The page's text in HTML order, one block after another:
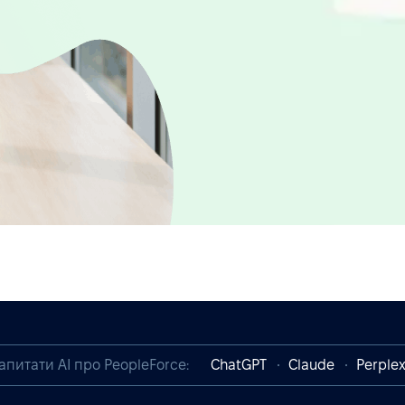
AI про PeopleForce: ChatGPT Claude